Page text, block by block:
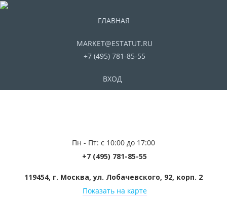
ГЛАВНАЯ
MARKET@ESTATUT.RU
+7 (495) 781-85-55
ВХОД
Пн - Пт: с 10:00 до 17:00
+7 (495) 781-85-55
119454, г. Москва, ул. Лобачевского, 92, корп. 2
Показать на карте